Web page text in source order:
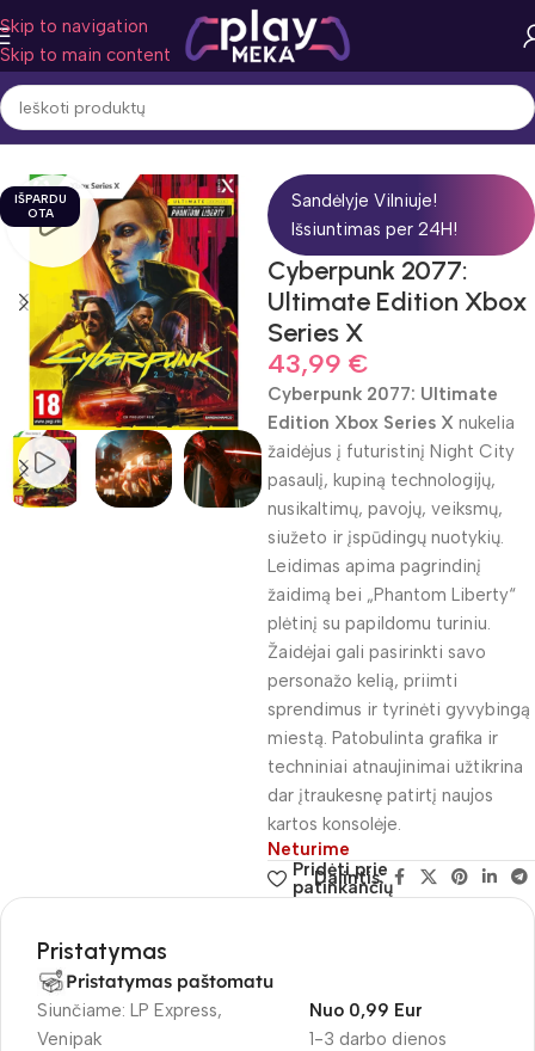
Skip to navigation
Skip to main content
Pradžia Žaidimo žanras Veiksmas
IŠPARDU
OTA
Sandėlyje Vilniuje!
Išsiuntimas per 24H!
Cyberpunk 2077:
Ultimate Edition Xbox
Series X
43,99 €
Cyberpunk 2077: Ultimate
Edition Xbox Series X nukelia
žaidėjus į futuristinį Night City
pasaulį, kupiną technologijų,
nusikaltimų, pavojų, veiksmų,
siužeto ir įspūdingų nuotykių.
Leidimas apima pagrindinį
žaidimą bei „Phantom Liberty“
plėtinį su papildomu turiniu.
Žaidėjai gali pasirinkti savo
personažo kelią, priimti
sprendimus ir tyrinėti gyvybingą
miestą. Patobulinta grafika ir
techniniai atnaujinimai užtikrina
dar įtraukesnę patirtį naujos
kartos konsolėje.
Neturime
Pridėti prie
patinkančių
Dalintis:
Pristatymas
Pristatymas paštomatu
Siunčiame: LP Express,
Venipak
1-3 darbo dienos
Nuo 0,99 Eur